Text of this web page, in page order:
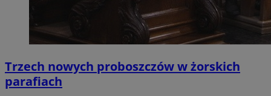
Trzech nowych proboszczów w żorskich
parafiach